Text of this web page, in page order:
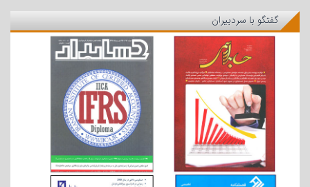
گفتگو با سردبیران